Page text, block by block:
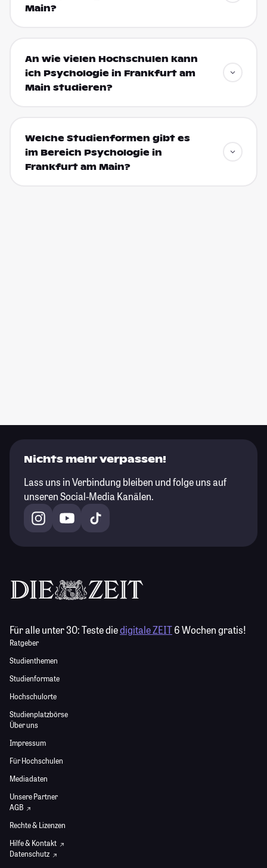
Main?
An wie vielen Hochschulen kann
ich Psychologie in Frankfurt am
Main studieren?
Welche Studienformen gibt es
im Bereich Psychologie in
Frankfurt am Main?
Nichts mehr verpassen!
Lass uns in Verbindung bleiben und folge uns auf
unseren Social-Media Kanälen.
Für alle unter 30:Teste diedigitale ZEIT6 Wochen gratis!
Ratgeber
Studienthemen
Studienformate
Hochschulorte
Studienplatzbörse
Über uns
Impressum
Für Hochschulen
Mediadaten
Unsere Partner
AGB
Rechte & Lizenzen
Hilfe & Kontakt
Datenschutz